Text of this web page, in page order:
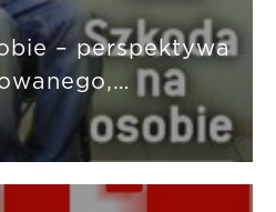
– perspektywa